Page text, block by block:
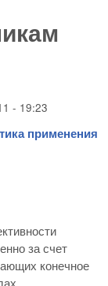
- 19:23
применения
за счет
конечное